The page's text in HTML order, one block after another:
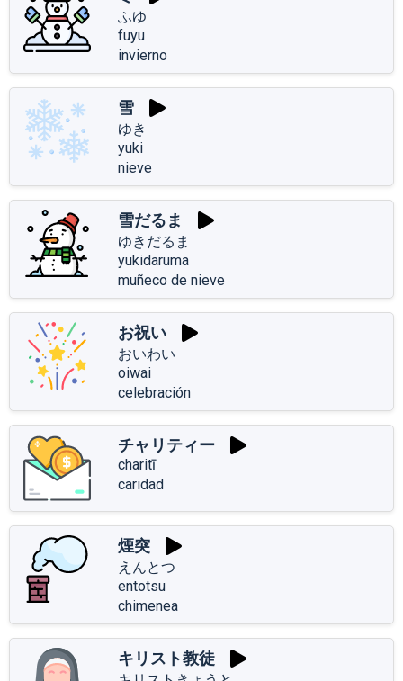
ふゆ
fuyu
invierno
雪
ゆき
yuki
nieve
雪だるま
ゆきだるま
yukidaruma
muñeco de nieve
お祝い
おいわい
oiwai
celebración
チャリティー
charitī
caridad
煙突
えんとつ
entotsu
chimenea
キリスト教徒